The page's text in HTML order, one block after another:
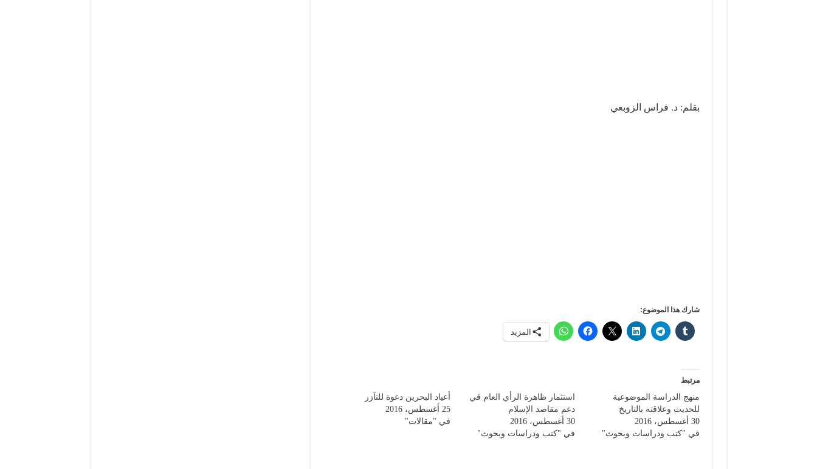
بقلم: د. فراس الزوبعي
شارك هذا الموضوع:
المزيد
مرتبط
منهج الدراسة الموضوعية
للحديث وعلاقته بالتاريخ
30 أغسطس، 2016
في "كتب ودراسات وبحوث"
استثمار ظاهرة الرأي العام في
دعم مقاصد الإسلام
30 أغسطس، 2016
في "كتب ودراسات وبحوث"
أعياد البحرين دعوة للتآزر
25 أغسطس، 2016
في "مقالات"